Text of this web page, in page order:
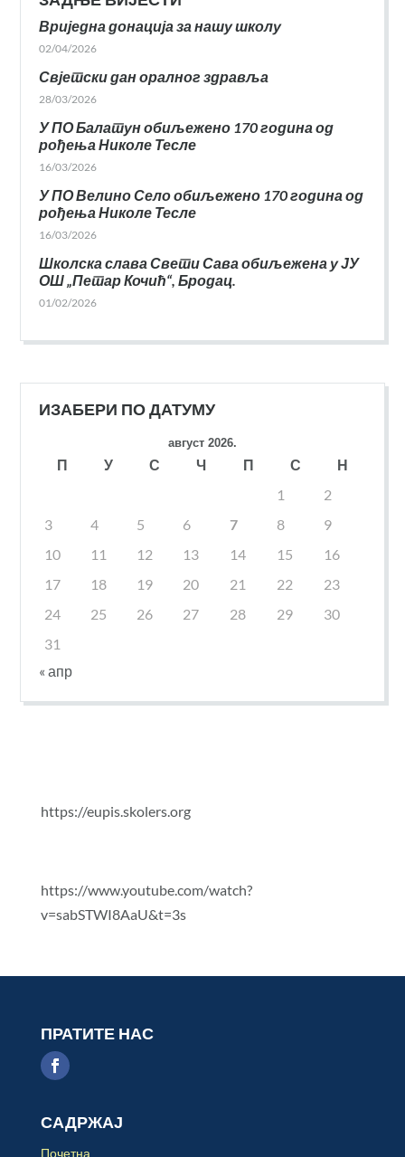
Вриједна донација за нашу школу
02/04/2026
Свјетски дан оралног здравља
28/03/2026
У ПО Балатун обиљежено 170 година од
рођења Николе Тесле
16/03/2026
У ПО Велино Село обиљежено 170 година од
рођења Николе Тесле
16/03/2026
Школска слава Свети Сава обиљежена у ЈУ
ОШ „Петар Кочић“, Бродац.
01/02/2026
ИЗАБЕРИ ПО ДАТУМУ
август 2026.
П У С Ч П С
Н
1
2
3
4 5 6 7 8
9
10
11 12 13 14 15
16
17
18 19 20 21 22
23
24
25 26 27 28 29
30
31
« апр
https://eupis.skolers.org
https://www.youtube.com/watch?
v=sabSTWI8AaU&t=3s
ПРАТИТЕ НАС
САДРЖАЈ
Почетна